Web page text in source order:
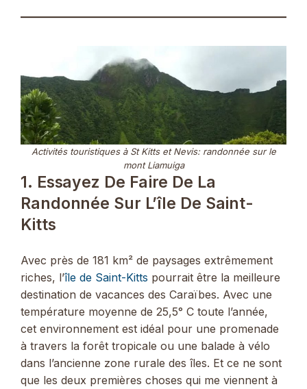
Activités touristiques à St Kitts et Nevis: randonnée sur le
mont Liamuiga
1. Essayez De Faire De La
Randonnée Sur L’île De Saint-
Kitts
Avec près de 181 km² de paysages extrêmement
riches, l’île de Saint-Kitts pourrait être la meilleure
destination de vacances des Caraïbes. Avec une
température moyenne de 25,5° C toute l’année,
cet environnement est idéal pour une promenade
à travers la forêt tropicale ou une balade à vélo
dans l’ancienne zone rurale des îles. Et ce ne sont
que les deux premières choses qui me viennent à